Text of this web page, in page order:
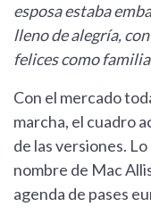
esposa estaba
lleno de alegría,
felices como familia
Con el mercado
marcha, el cuadro
de las versiones.
nombre de Mac
agenda de pases